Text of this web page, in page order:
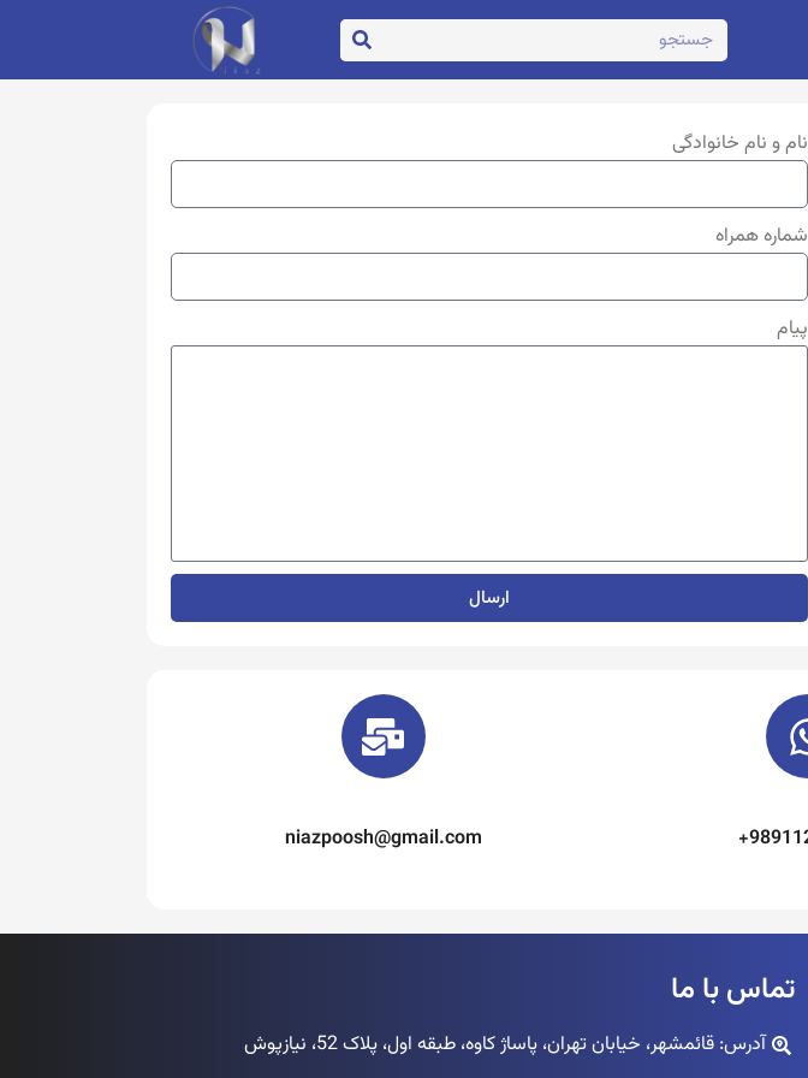
نام و نام خانوادگی
شماره همراه
پیام
ارسال
niazpoosh@gmail.com
تماس با ما
آدرس: قائمشهر، خیابان تهران، پاساژ کاوه، طبقه اول، پلاک 52، نیازپوش